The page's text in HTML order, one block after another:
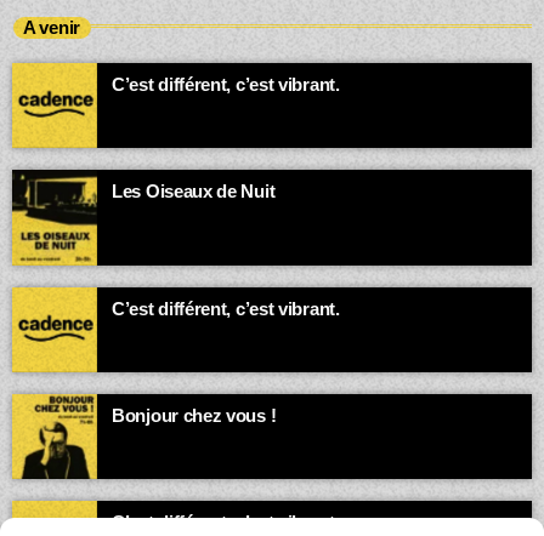
A venir
C’est différent, c’est vibrant.
Les Oiseaux de Nuit
C’est différent, c’est vibrant.
Bonjour chez vous !
C’est différent, c’est vibrant.